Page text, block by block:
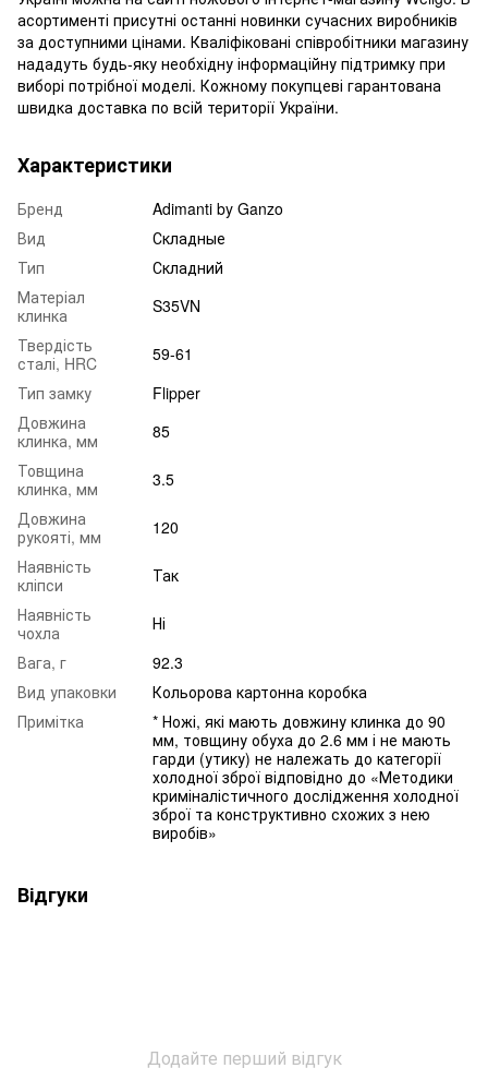
асортименті присутні останні новинки сучасних виробників
за доступними цінами. Кваліфіковані співробітники магазину
нададуть будь-яку необхідну інформаційну підтримку при
виборі потрібної моделі. Кожному покупцеві гарантована
швидка доставка по всій території України.
Характеристики
Бренд
Adimanti by Ganzo
Вид
Складные
Тип
Складний
Матеріал
клинка
S35VN
Твердість
сталі, HRC
59-61
Тип замку
Flipper
Довжина
клинка, мм
85
Товщина
клинка, мм
3.5
Довжина
рукояті, мм
120
Наявність
кліпси
Так
Наявність
чохла
Ні
Вага, г
92.3
Вид упаковки
Кольорова картонна коробка
Примітка
* Ножі, які мають довжину клинка до 90
мм, товщину обуха до 2.6 мм і не мають
гарди (утику) не належать до категорії
холодної зброї відповідно до «Методики
криміналістичного дослідження холодної
зброї та конструктивно схожих з нею
виробів»
Відгуки
Додайте перший відгук